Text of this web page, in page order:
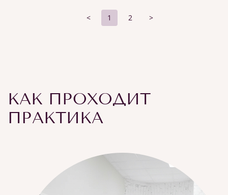
< 1 2 >
КАК ПРОХОДИТ
ПРАКТИКА